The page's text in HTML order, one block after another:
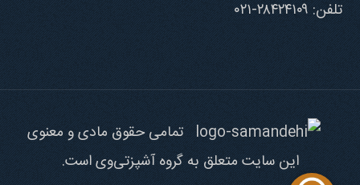
تلفن: ۲۸۴۲۴۱۰۹-۰۲۱
تمامی حقوق مادی و معنوی
این سایت متعلق به گروه آشپزتی‌وی است.